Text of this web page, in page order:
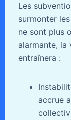
Les
surmonter
ne sont plus
alarmante, la
entraînera :
accrue